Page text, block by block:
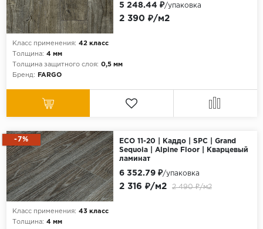
Класс применения: 42 класс
Толщина: 4 мм
Толщина защитного слоя: 0,5 мм
Бренд:
FARGO
2 390 ₽/м2
5 248.44 ₽/упаковка
-7%
ECO 11-20 | Каддо | SPC | Grand
Sequoia | Alpine Floor | Кварцевый
ламинат
Класс применения: 43 класс
Толщина: 4 мм
2 316 ₽/м2 2 490 ₽/м2
6 352.79 ₽/упаковка